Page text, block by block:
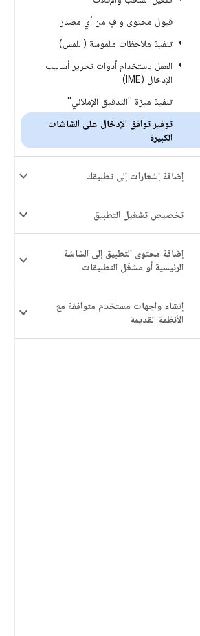
قبول محتوى وافٍ من أي مصدر
تنفيذ ملاحظات ملموسة (اللمس)
العمل باستخدام أدوات تحرير أساليب
الإدخال (IME)
تنفيذ ميزة "التدقيق الإملائي"
توفير توافق الإدخال على الشاشات
الكبيرة
إضافة إشعارات إلى تطبيقك
تخصيص تشغيل التطبيق
إضافة محتوى التطبيق إلى الشاشة
الرئيسية أو مشغّل التطبيقات
إنشاء واجهات مستخدم متوافقة مع
الأنظمة القديمة